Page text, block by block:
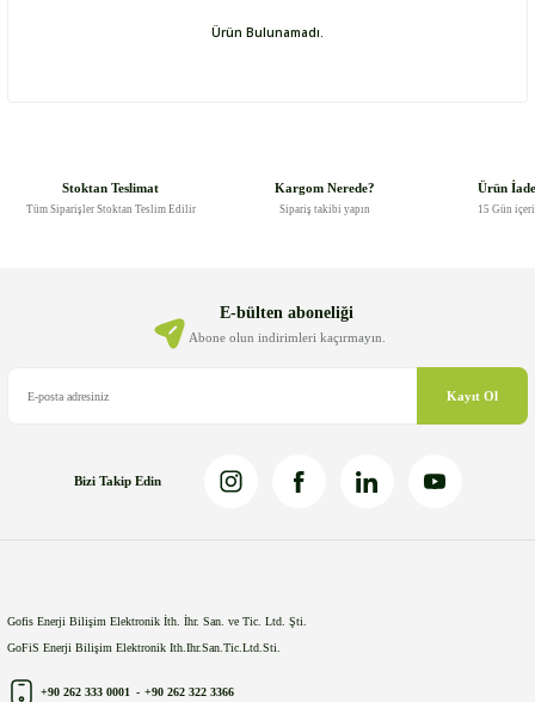
Ürün Bulunamadı.
Stoktan Teslimat
Tüm Siparişler Stoktan Teslim Edilir
Kargom Nerede?
Sipariş takibi yapın
Ürün
15 Gün
E-bülten aboneliği
Abone olun indirimleri kaçırmayın.
Kayıt Ol
Bizi Takip Edin
Gofis Enerji Bilişim Elektronik İth. İhr. San. ve Tic. Ltd. Şti.
GoFiS Enerji Bilişim Elektronik Ith.Ihr.San.Tic.Ltd.Sti.
+90 262 333 0001 - +90 262 322 3366